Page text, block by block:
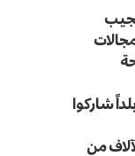
المبادرة مليون مشارك من 80 بلداً شاركوا
من